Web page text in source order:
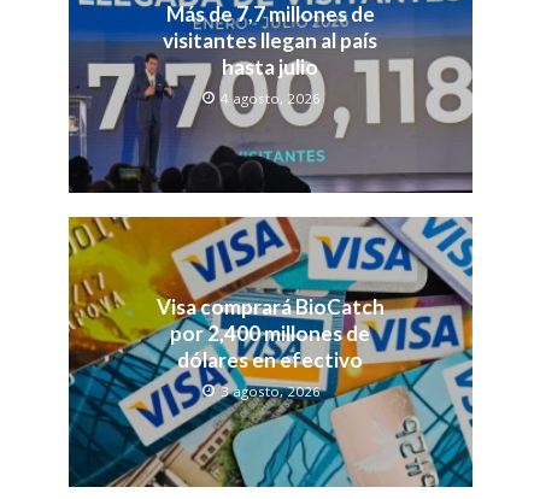
Más de 7,7 millones de
visitantes llegan al país
hasta julio
4 agosto, 2026
Visa comprará BioCatch
por 2,400 millones de
dólares en efectivo
3 agosto, 2026